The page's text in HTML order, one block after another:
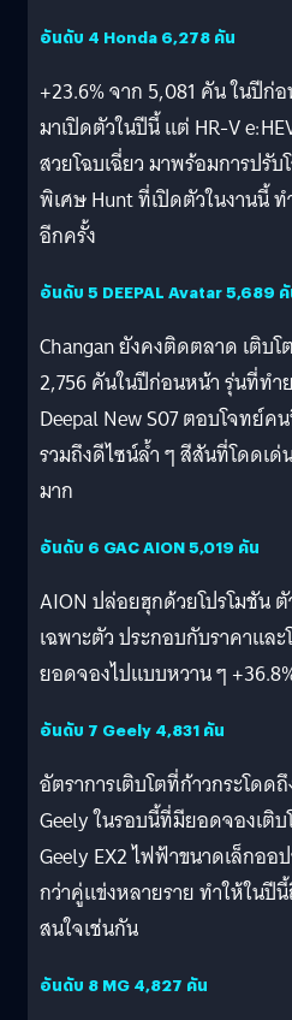
อันดับ 4 Honda 6,278 คัน
+23.6% จาก 5,081 คัน ในปีก่
มาเปิดตัวในปีนี้ แต่ HR-V
สวยโฉบเฉี่ยว มาพร้อมการปรั
พิเศษ Hunt ที่เปิดตัวในงานนี้
อีกครั้ง
อันดับ 5 DEEPAL Avatar 5,689
Changan ยังคงติดตลาด เติบโ
2,756 คันในปีก่อนหน้า รุ่นที่ท
Deepal New S07 ตอบโจทย์ค
รวมถึงดีไซน์ล้ำ ๆ สีสันที่โดดเ
มาก
อันดับ 6 GAC AION 5,019 คัน
AION ปล่อยฮุกด้วยโปรโมชัน
เฉพาะตัว ประกอบกับราคาแล
ยอดจองไปแบบหวาน ๆ
อันดับ 7 Geely 4,831 คัน
อัตราการเติบโตที่ก้าวกระโดด
Geely ในรอบนี้ที่มียอดจองเติ
Geely EX2 ไฟฟ้าขนาดเล็กอ
กว่าคู่แข่งหลายราย ทำให้ในปี
สนใจเช่นกัน
อันดับ 8 MG 4,827 คัน